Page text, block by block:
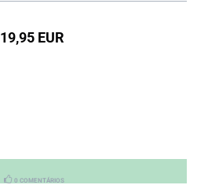
19,95 EUR
0 COMENTÁRIOS